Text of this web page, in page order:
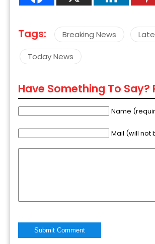
Tags: Breaking News
Today News
Have Something To
Name
Mail (will not